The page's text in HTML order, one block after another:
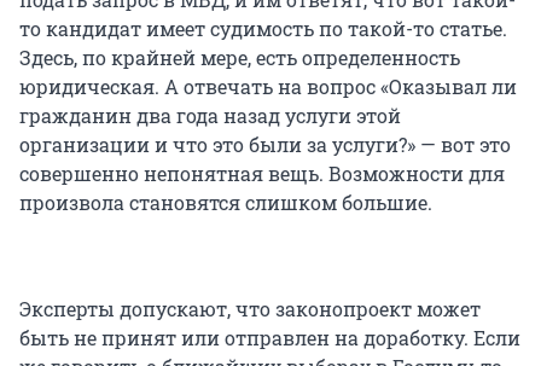
то кандидат имеет судимость по такой-то статье.
Здесь, по крайней мере, есть определенность
юридическая. А отвечать на вопрос «Оказывал ли
гражданин два года назад услуги этой
организации и что это были за услуги?» — вот это
совершенно непонятная вещь. Возможности для
произвола становятся слишком большие.
Эксперты допускают, что законопроект может
быть не принят или отправлен на доработку. Если